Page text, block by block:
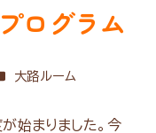
ログラム
テゴリー
大路ルーム
始まりました。今